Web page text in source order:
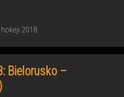
2018
Bielorusko –